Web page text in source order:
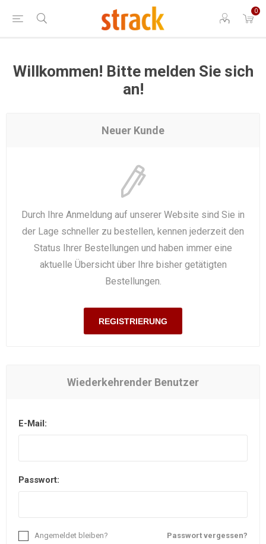
0
Willkommen! Bitte melden Sie sich
an!
Neuer Kunde
Durch Ihre Anmeldung auf unserer Website sind Sie in
der Lage schneller zu bestellen, kennen jederzeit den
Status Ihrer Bestellungen und haben immer eine
aktuelle Übersicht über Ihre bisher getätigten
Bestellungen.
REGISTRIERUNG
Wiederkehrender Benutzer
E-Mail:
Passwort:
Passwort vergessen?
Angemeldet bleiben?